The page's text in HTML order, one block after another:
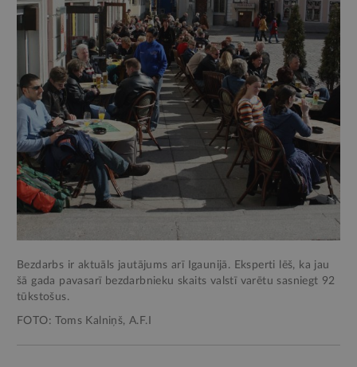
Bezdarbs ir aktuāls jautājums arī Igaunijā. Eksperti lēš, ka jau
šā gada pavasarī bezdarbnieku skaits valstī varētu sasniegt 92
tūkstošus.
FOTO: Toms Kalniņš, A.F.I